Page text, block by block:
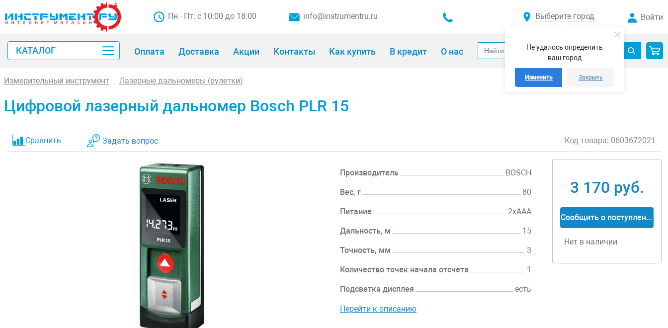
Не удалось определить
ваш город
Изменить Закрыть
Пн - Пт: с 10:00 до 18:00 info@instrumentru.ru Выберите город Войти
КАТАЛОГ Оплата Доставка Акции Контакты Как купить В кредит О нас
Измерительный инструмент Лазерные дальномеры (рулетки)
Цифровой лазерный дальномер Bosch PLR 15
Сравнить Задать вопрос Код товара: 0603672021
Производитель BOSCH
Вес, г 80
Питание 2xAAA
Дальность, м 15
Точность, мм 3
Количество точек начала отсчета 1
Подсветка дисплея есть
Перейти к описанию
3 170 руб.
Сообщить о поступлении
Нет в наличии